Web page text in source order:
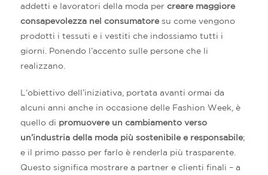
addetti e lavoratori della moda per creare maggiore
consapevolezza nel consumatoresu come vengono
prodotti i tessuti e i vestiti che indossiamo tutti i
giorni. Ponendo l’accento sulle persone che li
realizzano.
L’obiettivo dell’iniziativa, portata avanti ormai da
alcuni anni anche in occasione delle Fashion Week, è
quello di promuovere un cambiamento verso
un’industria della moda più sostenibile e responsabile;
e il primo passo per farlo è renderla più trasparente.
Questo significa mostrare a partner e clienti finali – a